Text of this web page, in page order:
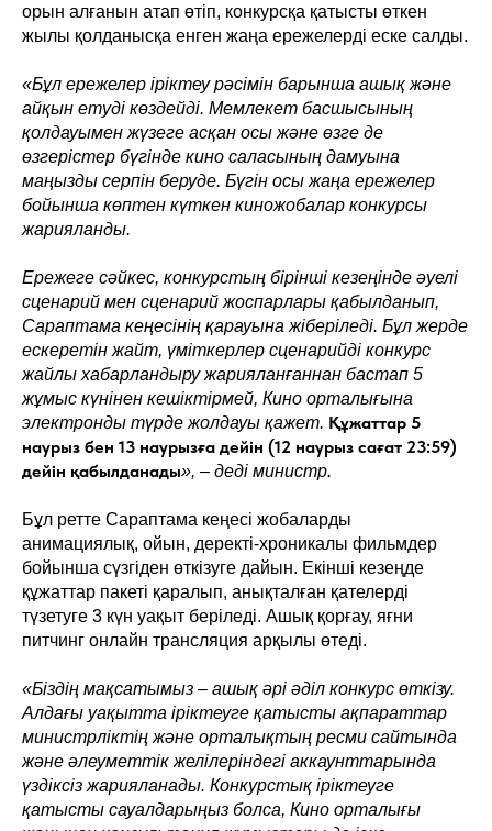
орын алғанын атап өтіп, конкурсқа қатысты өткен
жылы қолданысқа енген жаңа ережелерді еске салды.
«Бұл ережелер іріктеу рәсімін барынша ашық және
айқын етуді көздейді. Мемлекет басшысының
қолдауымен жүзеге асқан осы және өзге де
өзгерістер бүгінде кино саласының дамуына
маңызды серпін беруде. Бүгін осы жаңа ережелер
бойынша көптен күткен киножобалар конкурсы
жарияланды.
Ережеге сәйкес, конкурстың бірінші кезеңінде әуелі
сценарий мен сценарий жоспарлары қабылданып,
Сараптама кеңесінің қарауына жіберіледі. Бұл жерде
ескеретін жайт, үміткерлер сценарийді конкурс
жайлы хабарландыру жарияланғаннан бастап 5
жұмыс күнінен кешіктірмей, Кино орталығына
электронды түрде жолдауы қажет. Құжаттар 5
наурыз бен 13 наурызға дейін (12 наурыз сағат 23:59)
дейін қабылданады», – деді министр.
Бұл ретте Сараптама кеңесі жобаларды
анимациялық, ойын, деректі-хроникалы фильмдер
бойынша сүзгіден өткізуге дайын. Екінші кезеңде
құжаттар пакеті қаралып, анықталған қателерді
түзетуге 3 күн уақыт беріледі. Ашық қорғау, яғни
питчинг онлайн трансляция арқылы өтеді.
«Біздің мақсатымыз – ашық әрі әділ конкурс өткізу.
Алдағы уақытта іріктеуге қатысты ақпараттар
министрліктің және орталықтың ресми сайтында
және әлеуметтік желілеріндегі аккаунттарында
үздіксіз жарияланады. Конкурстық іріктеуге
қатысты сауалдарыңыз болса, Кино орталығы